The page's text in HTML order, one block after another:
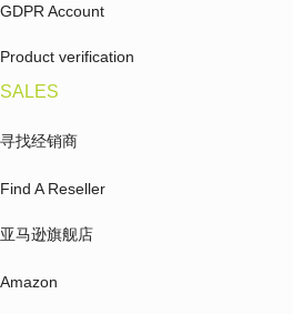
GDPR Account
Product verification
SALES
寻找经销商
Find A Reseller
亚马逊旗舰店
Amazon